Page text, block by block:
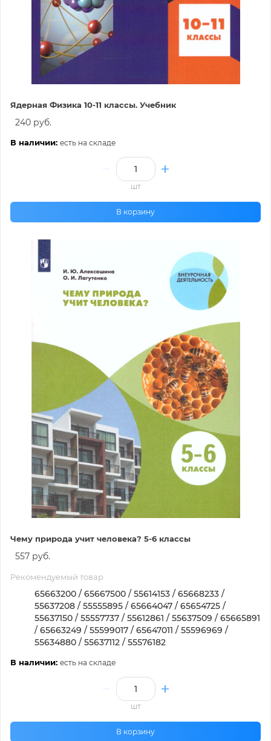
Ядерная Физика 10-11 классы. Учебник
240 руб.
В наличии: есть на складе
шт
В корзину
Чему природа учит человека? 5-6 классы
557 руб.
Рекомендуемый товар
65663200 / 65667500 / 55614153 / 65668233 /
55637208 / 55555895 / 65664047 / 65654725 /
55637150 / 55557737 / 55612861 / 55637509 / 65665891
/ 65663249 / 55599017 / 65647011 / 55596969 /
55634880 / 55637112 / 55576182
В наличии: есть на складе
шт
В корзину